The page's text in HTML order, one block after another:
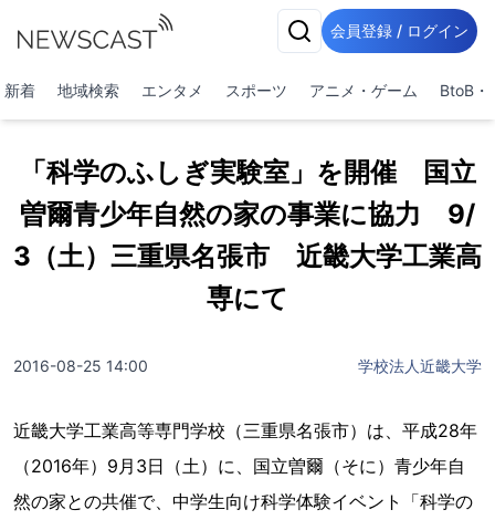
会員登録 / ログイン
新着 地域検索 エンタメ スポーツ アニメ・ゲーム BtoB・
「科学のふしぎ実験室」を開催 国立
曽爾青少年自然の家の事業に協力 9/
3（土）三重県名張市 近畿大学工業高
専にて
2016-08-25 14:00 学校法人近畿大学
近畿大学工業高等専門学校（三重県名張市）は、平成28年
（2016年）9月3日（土）に、国立曽爾（そに）青少年自
然の家との共催で、中学生向け科学体験イベント「科学の